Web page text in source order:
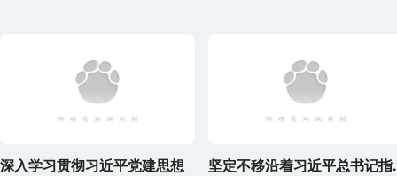
深入学习贯彻习近平党建思想 坚定不移沿着习近平总书记指